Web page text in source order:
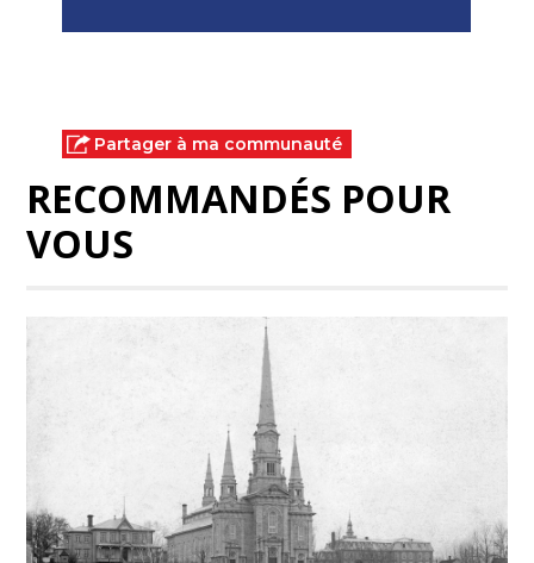
Partager à ma communauté
RECOMMANDÉS POUR
VOUS